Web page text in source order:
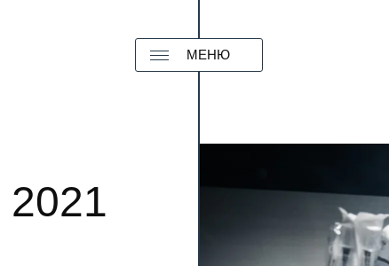
МЕНЮ